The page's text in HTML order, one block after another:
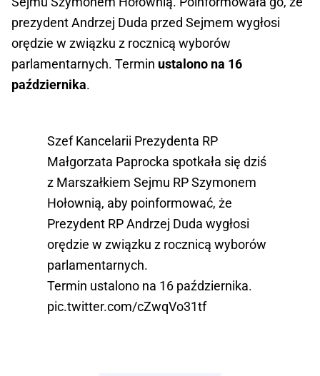
prezydent Andrzej Duda przed Sejmem wygłosi
orędzie w związku z rocznicą wyborów
parlamentarnych. Termin ustalono na 16
października.
Szef Kancelarii Prezydenta RP
Małgorzata Paprocka spotkała się dziś
z Marszałkiem Sejmu RP Szymonem
Hołownią, aby poinformować, że
Prezydent RP Andrzej Duda wygłosi
orędzie w związku z rocznicą wyborów
parlamentarnych.
Termin ustalono na 16 października.
pic.twitter.com/cZwqVo31tf